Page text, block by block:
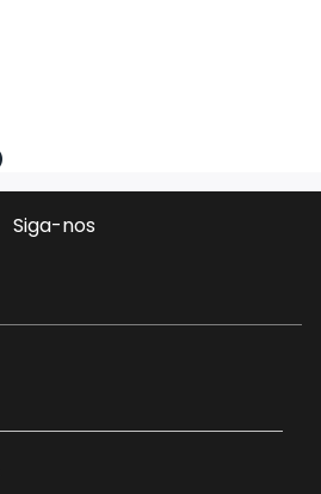
Siga-nos